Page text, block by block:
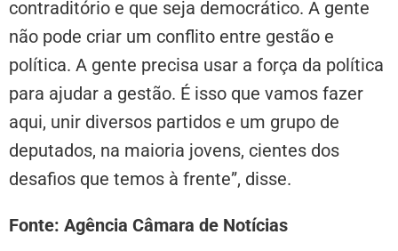
contraditório e que seja democrático. A gente
não pode criar um conflito entre gestão e
política. A gente precisa usar a força da política
para ajudar a gestão. É isso que vamos fazer
aqui, unir diversos partidos e um grupo de
deputados, na maioria jovens, cientes dos
desafios que temos à frente”, disse.
Fonte: Agência Câmara de Notícias